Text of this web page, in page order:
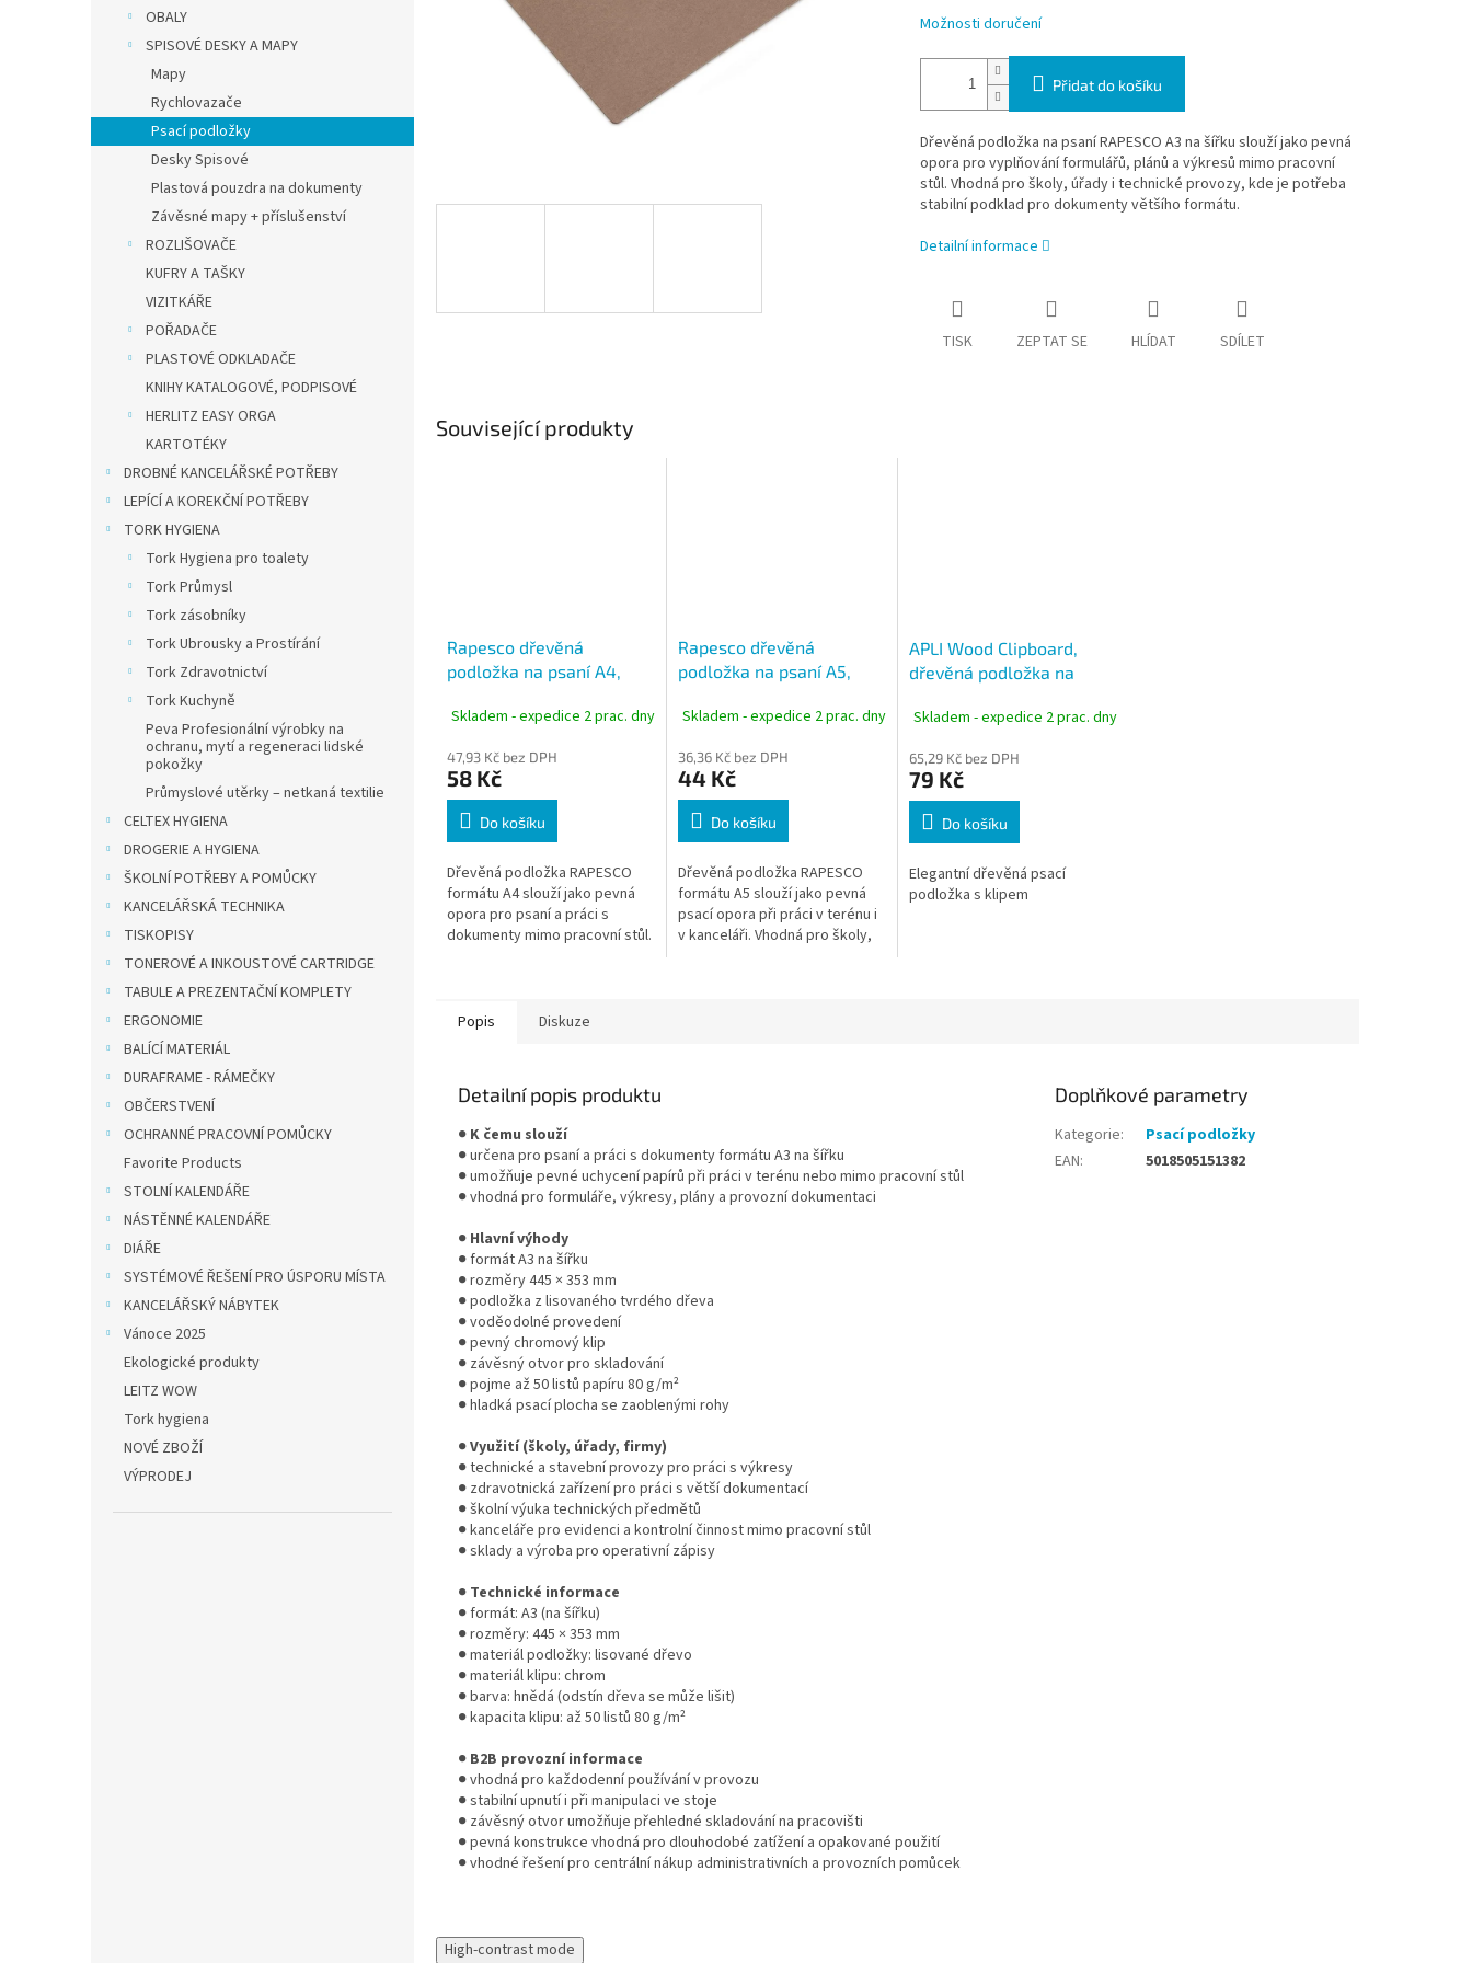
OBALY
SPISOVÉ DESKY A MAPY
Mapy
Rychlovazače
Psací podložky
Desky Spisové
Plastová pouzdra na dokumenty
Závěsné mapy + příslušenství
ROZLIŠOVAČE
KUFRY A TAŠKY
VIZITKÁŘE
POŘADAČE
PLASTOVÉ ODKLADAČE
KNIHY KATALOGOVÉ, PODPISOVÉ
HERLITZ EASY ORGA
KARTOTÉKY
DROBNÉ KANCELÁŘSKÉ POTŘEBY
LEPÍCÍ A KOREKČNÍ POTŘEBY
TORK HYGIENA
Tork Hygiena pro toalety
Tork Průmysl
Tork zásobníky
Tork Ubrousky a Prostírání
Tork Zdravotnictví
Tork Kuchyně
Peva Profesionální výrobky na
ochranu, mytí a regeneraci lidské
pokožky
Průmyslové utěrky – netkaná textilie
CELTEX HYGIENA
DROGERIE A HYGIENA
ŠKOLNÍ POTŘEBY A POMŮCKY
KANCELÁŘSKÁ TECHNIKA
TISKOPISY
TONEROVÉ A INKOUSTOVÉ CARTRIDGE
TABULE A PREZENTAČNÍ KOMPLETY
ERGONOMIE
BALÍCÍ MATERIÁL
DURAFRAME - RÁMEČKY
OBČERSTVENÍ
OCHRANNÉ PRACOVNÍ POMŮCKY
Favorite Products
STOLNÍ KALENDÁŘE
NÁSTĚNNÉ KALENDÁŘE
DIÁŘE
SYSTÉMOVÉ ŘEŠENÍ PRO ÚSPORU MÍSTA
KANCELÁŘSKÝ NÁBYTEK
Vánoce 2025
Ekologické produkty
LEITZ WOW
Tork hygiena
NOVÉ ZBOŽÍ
VÝPRODEJ
Možnosti doručení
Přidat do košíku
Dřevěná podložka na psaní RAPESCO A3 na šířku slouží jako pevná
opora pro vyplňování formulářů, plánů a výkresů mimo pracovní
stůl. Vhodná pro školy, úřady i technické provozy, kde je potřeba
stabilní podklad pro dokumenty většího formátu.
Detailní informace
TISK ZEPTAT SE HLÍDAT SDÍLET
Související produkty
Rapesco dřevěná
podložka na psaní A4,
Skladem - expedice 2 prac. dny
47,93 Kč bez DPH
58 Kč
Do košíku
Dřevěná podložka RAPESCO
formátu A4 slouží jako pevná
opora pro psaní a práci s
dokumenty mimo pracovní stůl.
Rapesco dřevěná
podložka na psaní A5,
Skladem - expedice 2 prac. dny
36,36 Kč bez DPH
44 Kč
Do košíku
Dřevěná podložka RAPESCO
formátu A5 slouží jako pevná
psací opora při práci v terénu i
v kanceláři. Vhodná pro školy,
APLI Wood Clipboard,
dřevěná podložka na
Skladem - expedice 2 prac. dny
65,29 Kč bez DPH
79 Kč
Do košíku
Elegantní dřevěná psací
podložka s klipem
Popis Diskuze
Detailní popis produktu
● K čemu slouží
● určena pro psaní a práci s dokumenty formátu A3 na šířku
● umožňuje pevné uchycení papírů při práci v terénu nebo mimo pracovní stůl
● vhodná pro formuláře, výkresy, plány a provozní dokumentaci
● Hlavní výhody
● formát A3 na šířku
● rozměry 445 × 353 mm
● podložka z lisovaného tvrdého dřeva
● voděodolné provedení
● pevný chromový klip
● závěsný otvor pro skladování
● pojme až 50 listů papíru 80 g/m²
● hladká psací plocha se zaoblenými rohy
●Využití (školy, úřady, firmy)
● technické a stavební provozy pro práci s výkresy
● zdravotnická zařízení pro práci s větší dokumentací
● školní výuka technických předmětů
● kanceláře pro evidenci a kontrolní činnost mimo pracovní stůl
● sklady a výroba pro operativní zápisy
● Technické informace
● formát: A3 (na šířku)
● rozměry: 445 × 353 mm
● materiál podložky: lisované dřevo
● materiál klipu: chrom
● barva: hnědá (odstín dřeva se může lišit)
● kapacita klipu: až 50 listů 80 g/m²
● B2B provozní informace
● vhodná pro každodenní používání v provozu
● stabilní upnutí i při manipulaci ve stoje
● závěsný otvor umožňuje přehledné skladování na pracovišti
● pevná konstrukce vhodná pro dlouhodobé zatížení a opakované použití
● vhodné řešení pro centrální nákup administrativních a provozních pomůcek
Doplňkové parametry
Kategorie:
Psací podložky
EAN: 5018505151382
High-contrast mode